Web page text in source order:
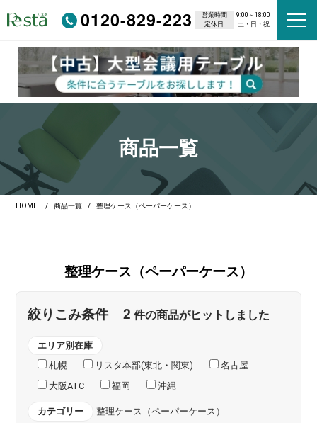
0120-829-223 営業時間
9:00～18:00
定休日
土・日・祝
商品一覧
HOME 商品一覧 整理ケース（ペーパーケース）
整理ケース （ペーパーケース）
絞りこみ条件 2 件の商品がヒットしました
エリア別在庫
札幌
リスタ本部(東北・関東)
名古屋
大阪ATC
福岡 沖縄
カテゴリー 整理ケース（ペーパーケース）